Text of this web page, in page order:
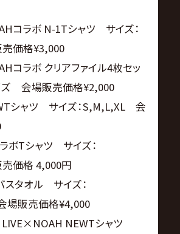
コラボ N-1Tシャツ サイズ：
価格¥3,000
ラボ クリアファイル4枚セッ
ズ 会場販売価格¥2,000
シャツ サイズ：S,M,L,XL 会
Tシャツ サイズ：
価格 4,000円
タオル サイズ：
販売価格¥4,000
NEWTシャツ